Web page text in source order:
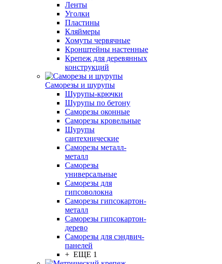
Ленты
Уголки
Пластины
Кляймеры
Хомуты червячные
Кронштейны настенные
Крепеж для деревянных
конструкций
Саморезы и шурупы
Шурупы-крючки
Шурупы по бетону
Саморезы оконные
Саморезы кровельные
Шурупы
сантехнические
Саморезы металл-
металл
Саморезы
универсальные
Саморезы для
гипсоволокна
Саморезы гипсокартон-
металл
Саморезы гипсокартон-
дерево
Саморезы для сэндвич-
панелей
+ ЕЩЕ 1